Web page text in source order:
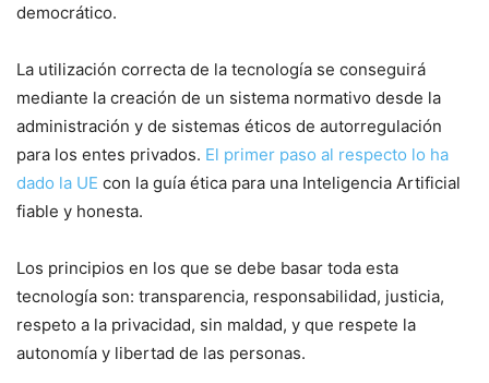
democrático.
La utilización correcta de la tecnología se conseguirá
mediante la creación de un sistema normativo desde la
administración y de sistemas éticos de autorregulación
para los entes privados. El primer paso al respecto lo ha
dado la UE con la guía ética para una Inteligencia Artificial
fiable y honesta.
Los principios en los que se debe basar toda esta
tecnología son: transparencia, responsabilidad, justicia,
respeto a la privacidad, sin maldad, y que respete la
autonomía y libertad de las personas.